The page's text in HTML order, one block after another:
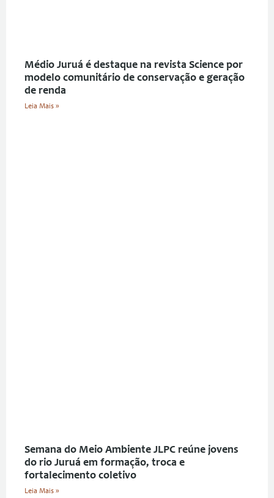
Médio Juruá é destaque na revista Science por
modelo comunitário de conservação e geração
de renda
Leia Mais »
Semana do Meio Ambiente JLPC reúne jovens
do rio Juruá em formação, troca e
fortalecimento coletivo
Leia Mais »